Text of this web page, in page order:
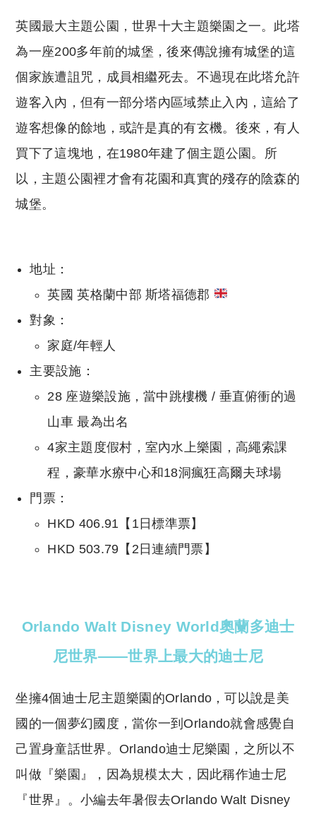
英國最大主題公園，世界十大主題樂園之一。此塔
為一座200多年前的城堡，後來傳說擁有城堡的這
個家族遭詛咒，成員相繼死去。不過現在此塔允許
遊客入內，但有一部分塔內區域禁止入內，這給了
遊客想像的餘地，或許是真的有玄機。後來，有人
買下了這塊地，在1980年建了個主題公園。所
以，主題公園裡才會有花園和真實的殘存的陰森的
城堡。
地址：
英國 英格蘭中部 斯塔福德郡
對象：
家庭/年輕人
主要設施：
28 座遊樂設施，當中跳樓機 / 垂直俯衝的過
山車 最為出名
4家主題度假村，室內水上樂園，高繩索課
程，豪華水療中心和18洞瘋狂高爾夫球場
門票：
HKD 406.91【1日標準票】
HKD 503.79【2日連續門票】
Orlando Walt Disney World奧蘭多迪士
尼世界——世界上最大的迪士尼
坐擁4個迪士尼主題樂園的Orlando，可以說是美
國的一個夢幻國度，當你一到Orlando就會感覺自
己置身童話世界。Orlando迪士尼樂園，之所以不
叫做『樂園』，因為規模太大，因此稱作迪士尼
『世界』。小編去年暑假去Orlando Walt Disney